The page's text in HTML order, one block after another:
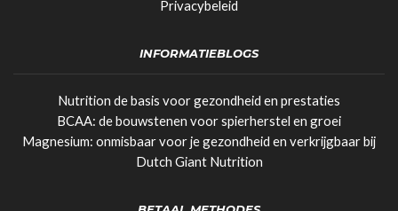
Privacybeleid
INFORMATIEBLOGS
Nutrition de basis voor gezondheid en prestaties
BCAA: de bouwstenen voor spierherstel en groei
Magnesium: onmisbaar voor je gezondheid en verkrijgbaar bij
Dutch Giant Nutrition